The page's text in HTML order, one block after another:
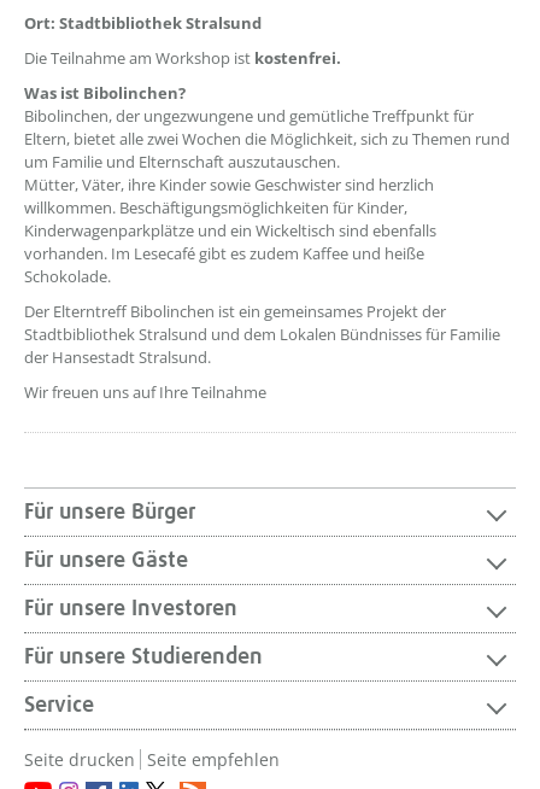
Ort: Stadtbibliothek Stralsund
Die Teilnahme am Workshop ist kostenfrei.
Was ist Bibolinchen?
Bibolinchen, der ungezwungene und gemütliche Treffpunkt für
Eltern, bietet alle zwei Wochen die Möglichkeit, sich zu Themen rund
um Familie und Elternschaft auszutauschen.
Mütter, Väter, ihre Kinder sowie Geschwister sind herzlich
willkommen. Beschäftigungsmöglichkeiten für Kinder,
Kinderwagenparkplätze und ein Wickeltisch sind ebenfalls
vorhanden. Im Lesecafé gibt es zudem Kaffee und heiße
Schokolade.
Der Elterntreff Bibolinchen ist ein gemeinsames Projekt der
Stadtbibliothek Stralsund und dem Lokalen Bündnisses für Familie
der Hansestadt Stralsund.
Wir freuen uns auf Ihre Teilnahme
Für unsere Bürger
Für unsere Gäste
Für unsere Investoren
Für unsere Studierenden
Service
Seite drucken Seite empfehlen